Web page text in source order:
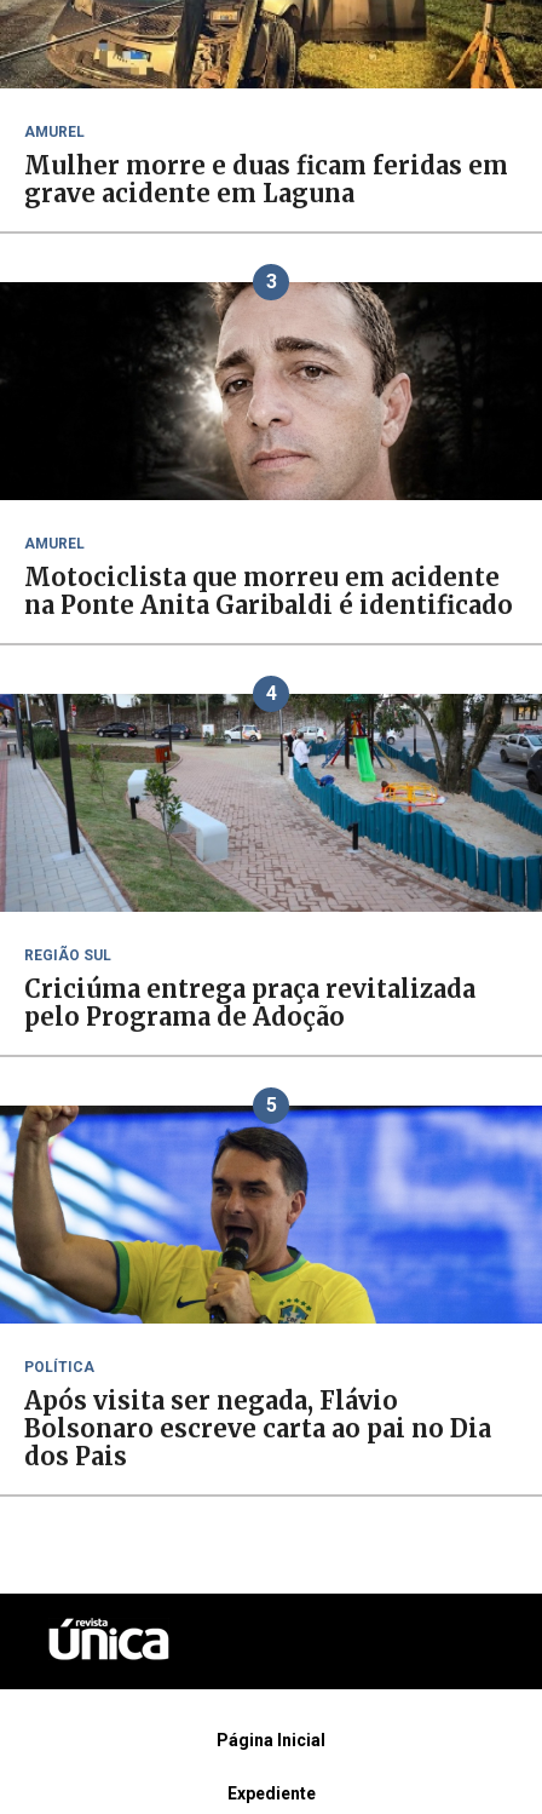
AMUREL
Mulher morre e duas ficam feridas em
grave acidente em Laguna
3
AMUREL
Motociclista que morreu em acidente
na Ponte Anita Garibaldi é identificado
4
REGIÃO SUL
Criciúma entrega praça revitalizada
pelo Programa de Adoção
5
POLÍTICA
Após visita ser negada, Flávio
Bolsonaro escreve carta ao pai no Dia
dos Pais
Página Inicial
Expediente